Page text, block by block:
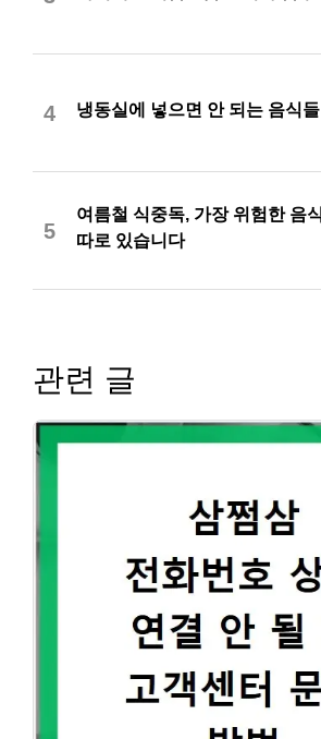
4 냉동실에 넣으면 안 되는 음식들
5
여름철 식중독, 가장 위험한 음
따로 있습니다
관련 글